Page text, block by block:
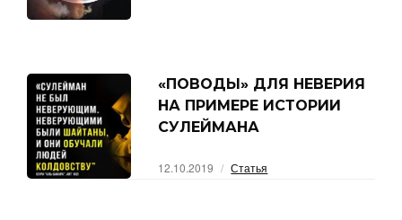
«ПОВОДЫ» ДЛЯ НЕВЕРИЯ
НА ПРИМЕРЕ ИСТОРИИ
СУЛЕЙМАНА
12.10.2019 Статья